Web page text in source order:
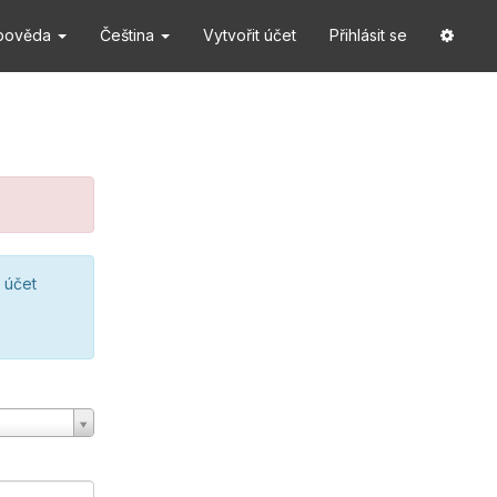
Čeština Vytvořit účet Přihlásit se
účet